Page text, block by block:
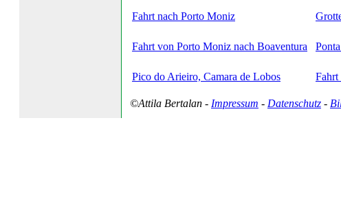
Fahrt nach Porto Moniz
Fahrt von Porto Moniz nach Boaventura
Pico do Arieiro, Camara de Lobos Fahrt
©Attila Bertalan - Impressum - Datenschutz -